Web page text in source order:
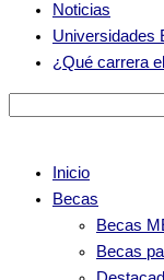
Noticias
Universidades
¿Qué carrera
Inicio
Becas
Becas
Becas